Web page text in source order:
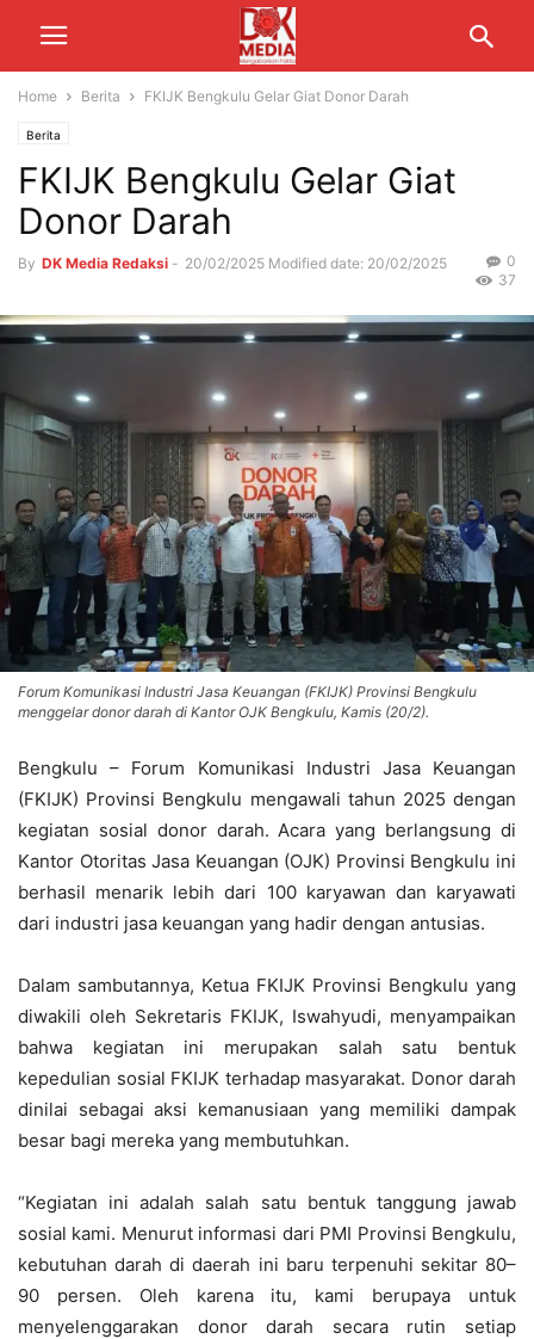
Home Berita FKIJK Bengkulu Gelar Giat Donor Darah
Berita
FKIJK Bengkulu Gelar Giat
Donor Darah
By DK Media Redaksi - 20/02/2025 Modified date: 20/02/2025
0
37
Forum Komunikasi Industri Jasa Keuangan (FKIJK) Provinsi Bengkulu
menggelar donor darah di Kantor OJK Bengkulu, Kamis (20/2).
Bengkulu – Forum Komunikasi Industri Jasa Keuangan
(FKIJK) Provinsi Bengkulu mengawali tahun 2025 dengan
kegiatan sosial donor darah. Acara yang berlangsung di
Kantor Otoritas Jasa Keuangan (OJK) Provinsi Bengkulu ini
berhasil menarik lebih dari 100 karyawan dan karyawati
dari industri jasa keuangan yang hadir dengan antusias.
Dalam sambutannya, Ketua FKIJK Provinsi Bengkulu yang
diwakili oleh Sekretaris FKIJK, Iswahyudi, menyampaikan
bahwa kegiatan ini merupakan salah satu bentuk
kepedulian sosial FKIJK terhadap masyarakat. Donor darah
dinilai sebagai aksi kemanusiaan yang memiliki dampak
besar bagi mereka yang membutuhkan.
“Kegiatan ini adalah salah satu bentuk tanggung jawab
sosial kami. Menurut informasi dari PMI Provinsi Bengkulu,
kebutuhan darah di daerah ini baru terpenuhi sekitar 80–
90 persen. Oleh karena itu, kami berupaya untuk
menyelenggarakan donor darah secara rutin setiap